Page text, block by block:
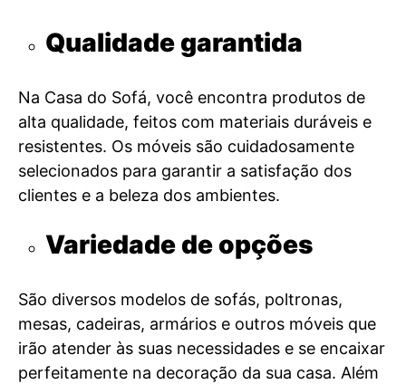
Qualidade garantida
Na Casa do Sofá, você encontra produtos de
alta qualidade, feitos com materiais duráveis e
resistentes. Os móveis são cuidadosamente
selecionados para garantir a satisfação dos
clientes e a beleza dos ambientes.
Variedade de opções
São diversos modelos de sofás, poltronas,
mesas, cadeiras, armários e outros móveis que
irão atender às suas necessidades e se encaixar
perfeitamente na decoração da sua casa. Além